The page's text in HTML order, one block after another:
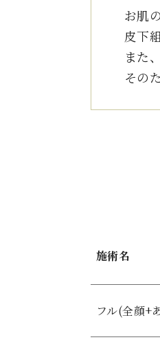
お肌
皮下
また
その
施術名
フル(全顔+